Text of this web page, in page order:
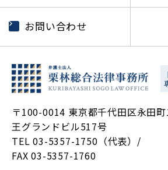
お問い合わせ
〒100-0014 東京都千代田区永田
王グランドビル517号
TEL 03-5357-1750（代表）/
FAX 03-5357-1760